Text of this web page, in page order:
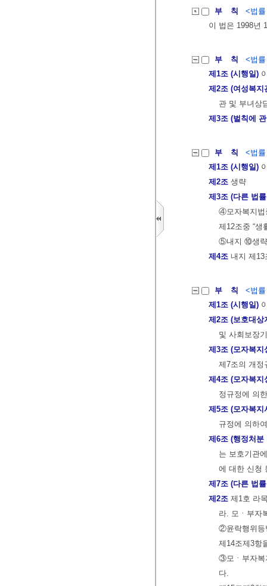
부 칙
<법
이 법은 1998년
부 칙
<법
제1조 (시행일)
제2조 (여성복지
관 및 부녀상
제3조 (벌칙에
부 칙
<법
제1조 (시행일)
제2조 생략
제3조 (다른 법
④모자복지법
제12조중 “생
⑤내지 ⑩생략
제4조 내지 제13
부 칙
<법
제1조 (시행일)
제2조 (보호대상
및 사회보장
제3조 (모자복지
제7조의 개정
제4조 (모자복지
정규정에 의
제5조 (모자복지
규정에 의하
제6조 (행정처분
는 보호기관
에 대한 신청
제7조 (다른 법
제2조 제1호 라
라. 모ㆍ부자
②윤락행위등
제14조제3항
③모ㆍ부자복
다.